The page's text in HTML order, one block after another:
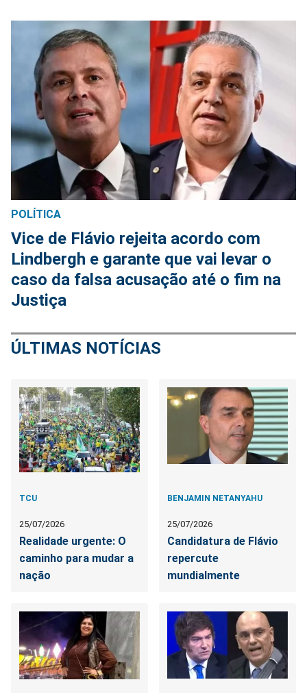
POLÍTICA
Vice de Flávio rejeita acordo com
Lindbergh e garante que vai levar o
caso da falsa acusação até o fim na
Justiça
ÚLTIMAS NOTÍCIAS
TCU
25/07/2026
Realidade urgente: O
caminho para mudar a
nação
BENJAMIN NETANYAHU
25/07/2026
Candidatura de Flávio
repercute
mundialmente